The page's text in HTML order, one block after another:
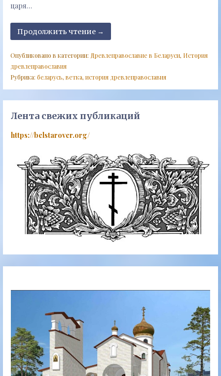
царя…
Продолжить чтение →
Опубликовано в категории: Древлеправославие в Беларуси, История
древлеправославия
Рубрика: беларусь, ветка, история древлеправославия
Лента свежих публикаций
https://belstarover.org/